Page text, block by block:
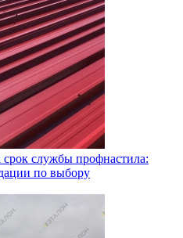
службы профнастила:
по выбору